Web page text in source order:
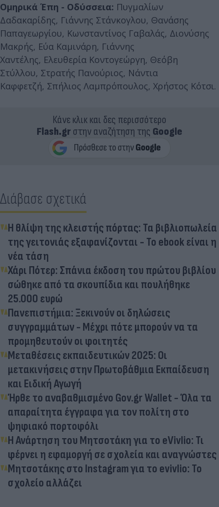
Ομηρικά Έπη - Οδύσσεια: Πυγμαλίων
Δαδακαρίδης, Γιάννης Στάνκογλου, Θανάσης
Παπαγεωργίου, Κωνσταντίνος Γαβαλάς, Διονύσης
Μακρής, Εύα Καμινάρη, Γιάννης
Χαντέλης, Ελευθερία Κοντογεώργη, Θεόβη
Στύλλου, Στρατής Πανούριος, Νάντια
Καφφετζή, Σπήλιος Λαμπρόπουλος, Χρήστος Κότσι.
Κάνε κλικ και δες περισσότερο
Flash.grστην αναζήτηση της Google
Διάβασε σχετικά
Η θλίψη της κλειστής πόρτας: Τα βιβλιοπωλεία
της γειτονιάς εξαφανίζονται - Το ebook είναι η
νέα τάση
Χάρι Πότερ: Σπάνια έκδοση του πρώτου βιβλίου
σώθηκε από τα σκουπίδια και πουλήθηκε
25.000 ευρώ
Πανεπιστήμια: Ξεκινούν οι δηλώσεις
συγγραμμάτων - Μέχρι πότε μπορούν να τα
προμηθευτούν οι φοιτητές
Μεταθέσεις εκπαιδευτικών 2025: Οι
μετακινήσεις στην Πρωτοβάθμια Εκπαίδευση
και Ειδική Αγωγή
Ήρθε το αναβαθμισμένο Gov.gr Wallet - Όλα τα
απαραίτητα έγγραφα για τον πολίτη στο
ψηφιακό πορτοφόλι
Η Ανάρτηση του Μητσοτάκη για το eVivlio: Τι
φέρνει η εφαμοργή σε σχολεία και αναγνώστες
Μητσοτάκης στο Instagram για το evivlio: Το
σχολείο αλλάζει